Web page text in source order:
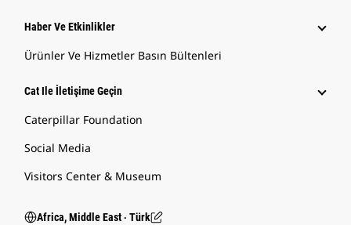
Haber Ve Etkinlikler
Ürünler Ve Hizmetler Basın Bültenleri
Cat Ile İletişime Geçin
Caterpillar Foundation
Social Media
Visitors Center & Museum
Africa, Middle East ‧ Türk